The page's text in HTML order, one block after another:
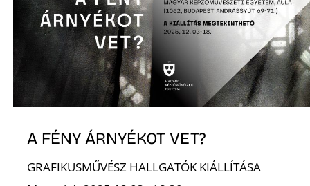
A FÉNY ÁRNYÉKOT VET?
GRAFIKUSMŰVÉSZ HALLGATÓK KIÁLLÍTÁSA